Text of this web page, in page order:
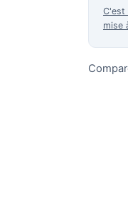
C'est
mise